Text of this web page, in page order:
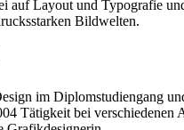
auf Layout und Typografie
Bildwelten.
im Diplomstudiengang
Tätigkeit bei verschiedenen